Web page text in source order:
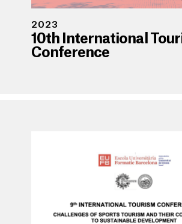
2023
10th International
Conference